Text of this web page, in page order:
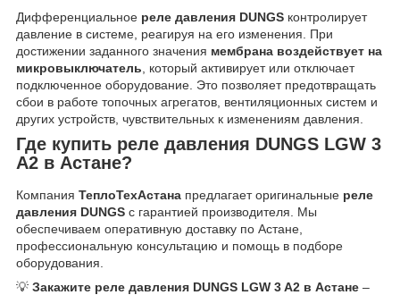
Дифференциальное реле давления DUNGS контролирует
давление в системе, реагируя на его изменения. При
достижении заданного значения мембрана воздействует на
микровыключатель , который активирует или отключает
подключенное оборудование. Это позволяет предотвращать
сбои в работе топочных агрегатов, вентиляционных систем и
других устройств, чувствительных к изменениям давления.
Где купить реле давления DUNGS LGW 3
A2 в Астане?
Компания ТеплоТехАстана предлагает оригинальные реле
давления DUNGS с гарантией производителя. Мы
обеспечиваем оперативную доставку по Астане,
профессиональную консультацию и помощь в подборе
оборудования.
💡 Закажите реле давления DUNGS LGW 3 A2 в Астане –